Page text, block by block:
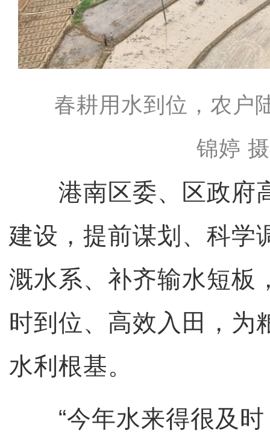
春耕用水到位，农户
锦婷 摄
港南区委、区政府
建设，提前谋划、科学
溉水系、补齐输水短板
时到位、高效入田，为
水利根基。
“今年水来得很及时